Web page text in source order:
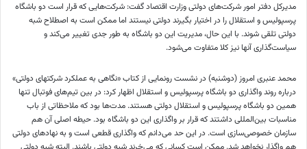
مدیرکل دفتر امور شرکت‌های دولتی وزارت اقتصاد گفت: شرکت‌هایی که قرار است دو باشگاه
پرسپولیس و استقلال را در اختیار بگیرند دولتی نیستند اما ممکن است به اصطلاح شبه
دولتی تلقی شوند. با این حال، مدیریت این دو باشگاه به طور جدی تغییر می‌کند و
سیاست‌گذاری آنها نیز کلا متفاوت می‌شود.
محمد عنبری امروز (دوشنبه) در نشست رونمایی از کتاب «نگاهی به عملکرد شرکتهای دولتی»
درباره روند واگذاری دو باشگاه پرسپولیس و استقلال اظهار کرد: در بین تیم‌های فوتبال تنها
همین دو باشگاه پرسپولیس و استقلال دولتی هستند. مدت‌ها بود که ملاحظاتی از باب
مناسبات بین‌المللی داشتند که قرار بر واگذاری این دو باشگاه بود. حیطه اصلی آن هم
سازمان خصوصی‌سازی است. در این حد می‌دانم که واگذاری قطعی است و به نهادهای دولتی